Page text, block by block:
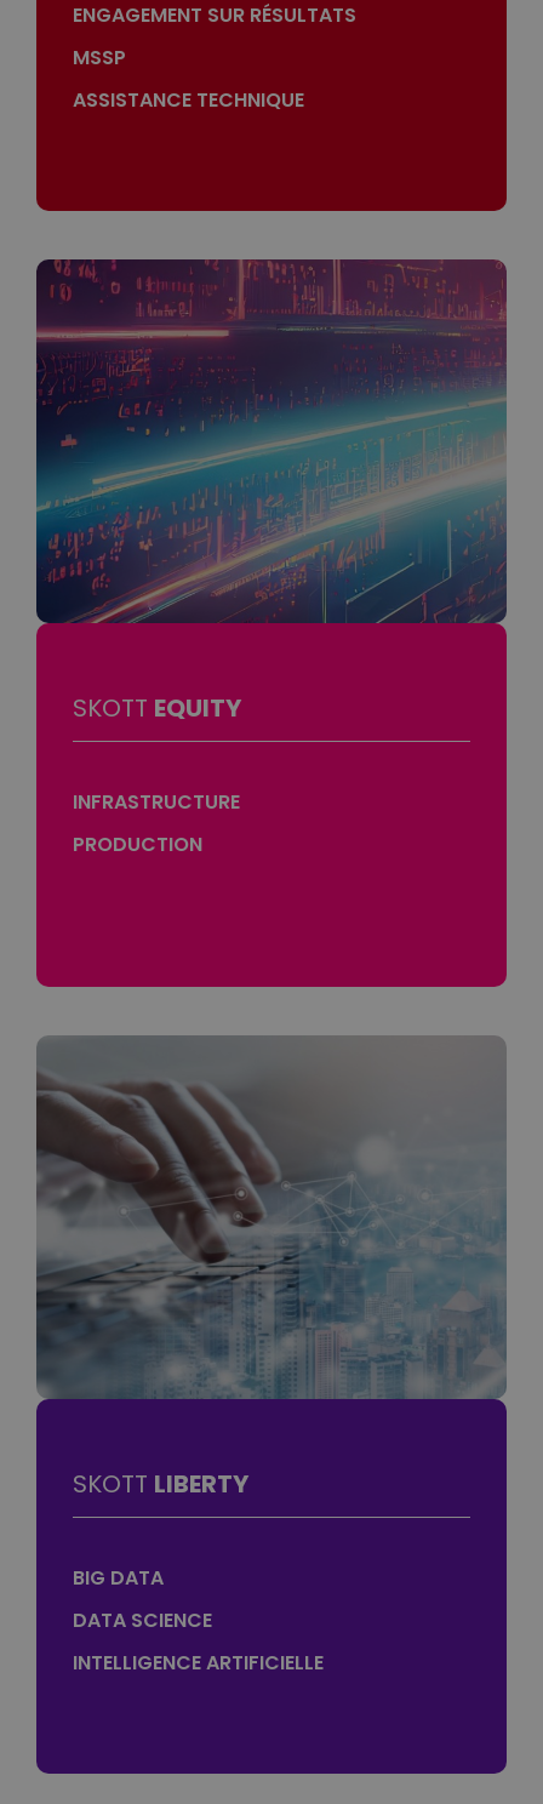
ENGAGEMENT SUR RÉSULTATS
MSSP
ASSISTANCE TECHNIQUE
SKOTT EQUITY
INFRASTRUCTURE
PRODUCTION
SKOTT LIBERTY
BIG DATA
DATA SCIENCE
INTELLIGENCE ARTIFICIELLE